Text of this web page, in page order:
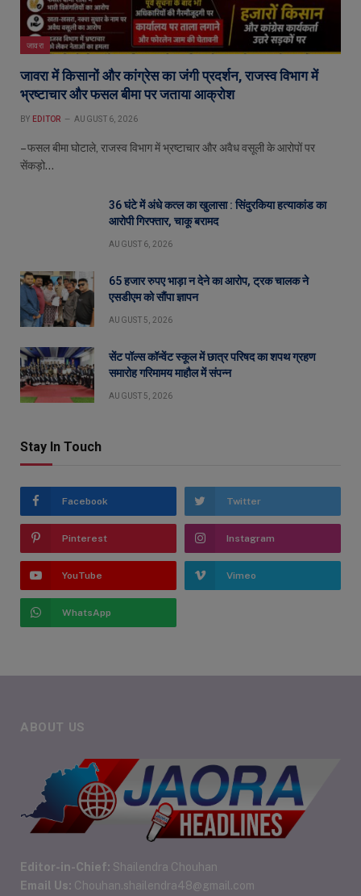
जावरा
जावरा में किसानों और कांग्रेस का जंगी प्रदर्शन, राजस्व विभाग में
भ्रष्टाचार और फसल बीमा पर जताया आक्रोश
BY EDITOR AUGUST 6, 2026
– फसल बीमा घोटाले, राजस्व विभाग में भ्रष्टाचार और अवैध वसूली के आरोपों पर
सेंकड़ो…
36 घंटे में अंधे कत्ल का खुलासा : सिंदुरकिया हत्याकांड का
आरोपी गिरफ्तार, चाकू बरामद
AUGUST 6, 2026
65 हजार रुपए भाड़ा न देने का आरोप, ट्रक चालक ने
एसडीएम को सौंपा ज्ञापन
AUGUST 5, 2026
सेंट पॉल्स कॉन्वेंट स्कूल में छात्र परिषद का शपथ ग्रहण
समारोह गरिमामय माहौल में संपन्न
AUGUST 5, 2026
Stay In Touch
Facebook Twitter
Pinterest Instagram
YouTube Vimeo
WhatsApp
ABOUT US
Editor-in-Chief: Shailendra Chouhan
Email Us: Chouhan.shailendra48@gmail.com